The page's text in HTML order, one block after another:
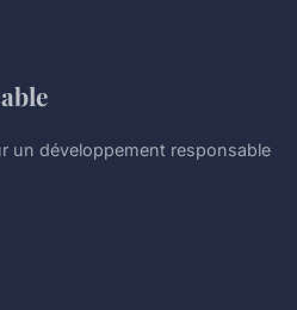
un développement responsable